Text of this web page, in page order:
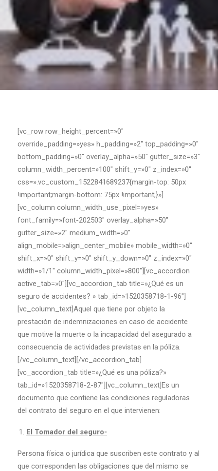
[vc_row row_height_percent=»0″
override_padding=»yes» h_padding=»2″ top_padding=»0″
bottom_padding=»0″ overlay_alpha=»50″ gutter_size=»3″
column_width_percent=»100″ shift_y=»0″ z_index=»0″
css=».vc_custom_1522841689237{margin-top: 50px
!important;margin-bottom: 75px !important;}»]
[vc_column column_width_use_pixel=»yes»
font_family=»font-202503″ overlay_alpha=»50″
gutter_size=»2″ medium_width=»0″
align_mobile=»align_center_mobile» mobile_width=»0″
shift_x=»0″ shift_y=»0″ shift_y_down=»0″ z_index=»0″
width=»1/1″ column_width_pixel=»800″][vc_accordion
active_tab=»0″][vc_accordion_tab title=»¿Qué es un
seguro de accidentes? » tab_id=»1520358718-1-96″]
[vc_column_text]Aquel que tiene por objeto la
prestación de indemnizaciones en caso de accidente
que motive la muerte o la incapacidad del asegurado a
consecuencia de actividades previstas en la póliza.
[/vc_column_text][/vc_accordion_tab]
[vc_accordion_tab title=»¿Qué es una póliza?»
tab_id=»1520358718-2-87″][vc_column_text]Es un
documento que contiene las condiciones reguladoras
del contrato del seguro en el que intervienen:
El Tomador del seguro-
Persona física o jurídica que suscriben este contrato y al
que corresponden las obligaciones que del mismo se